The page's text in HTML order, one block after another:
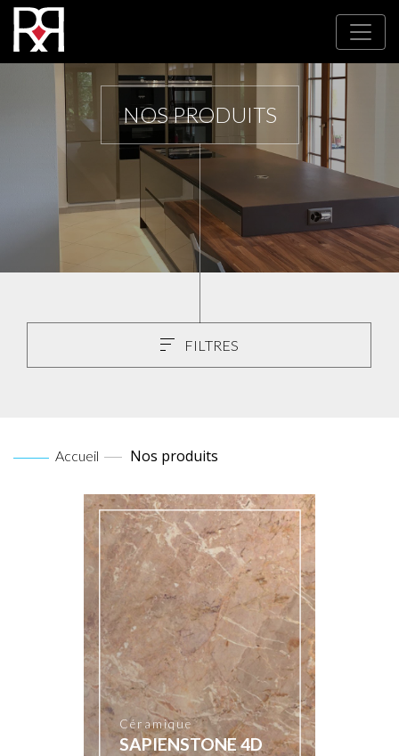
NOS PRODUITS
FILTRES
Accueil Nos produits
Céramique
SAPIENSTONE 4D